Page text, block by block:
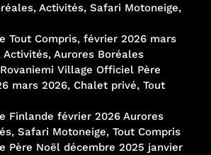
Activités, Safari Motoneige,
Tout Compris, février 2026 mars
Activités, Aurores Boréales
Village Officiel Père
mars 2026, Chalet privé, Tout
Finlande février 2026 Aurores
Safari Motoneige, Tout Compris
Père Noël décembre 2025 janvier